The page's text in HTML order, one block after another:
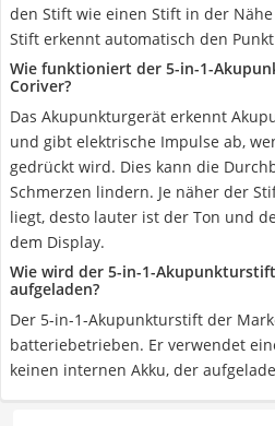
den Stift wie einen Stift in der
Stift erkennt automatisch den
Wie funktioniert der 5-in-1-
Coriver?
Das Akupunkturgerät erkennt
und gibt elektrische Impulse ab,
gedrückt wird. Dies kann die
Schmerzen lindern. Je näher der
liegt, desto lauter ist der Ton und
dem Display.
Wie wird der 5-in-1-
aufgeladen?
Der 5-in-1-Akupunkturstift der
batteriebetrieben. Er verwendet
keinen internen Akku, der